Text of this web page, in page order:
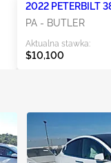
2022 PETERBILT
PA - BUTLER
Aktualna stawka:
$10,100